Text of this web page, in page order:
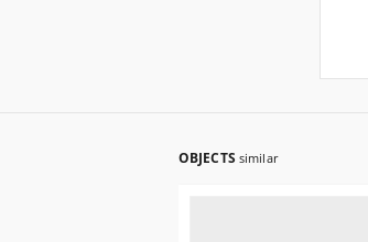
OBJECTS similar